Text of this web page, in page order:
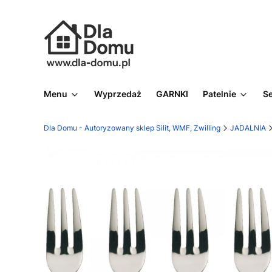
Menu Wyprzedaż GARNKI Patelnie
Dla Domu - Autoryzowany sklep Silit, WMF, Zwilling JADALNIA